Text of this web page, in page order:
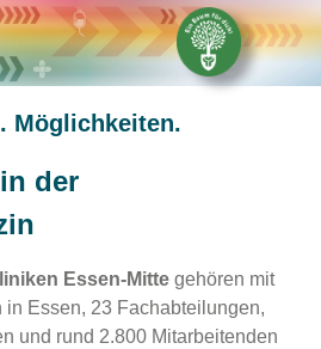
Möglichkeiten.
der
Essen-Mitte gehören mit
in Essen, 23 Fachabteilungen,
und rund 2.800 Mitarbeitenden